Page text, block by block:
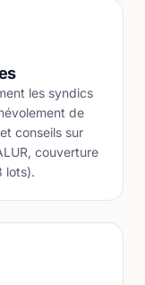
les syndics
de
conseils sur
couverture
lots).